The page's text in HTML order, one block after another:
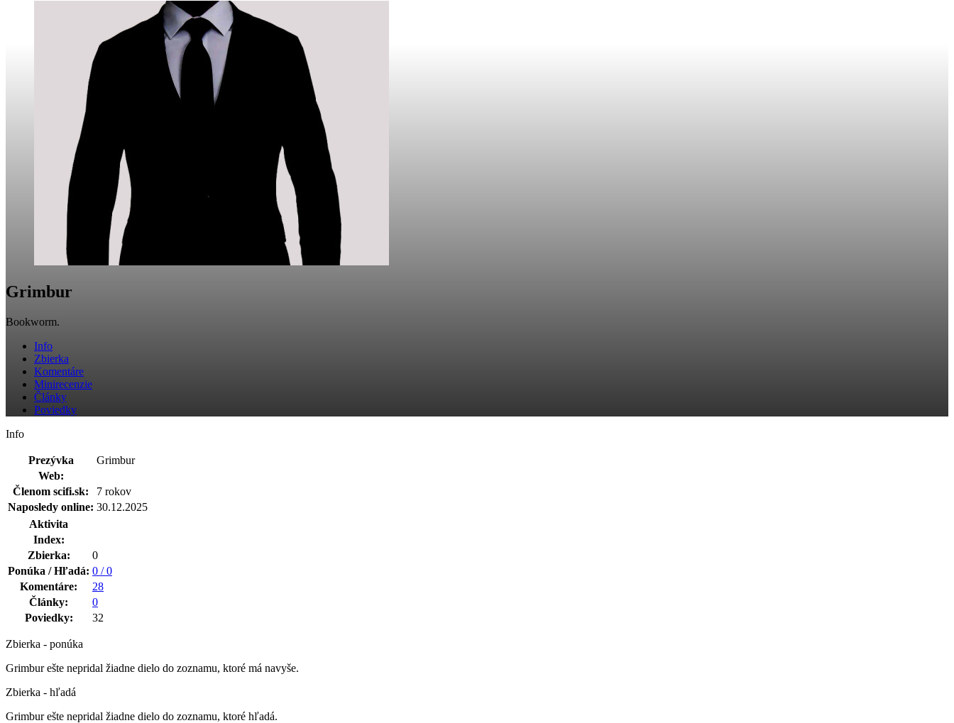
Grimbur
Bookworm.
Info
Zbierka
Komentáre
Minirecenzie
Články
Poviedky
Info
Prezývka
Grimbur
Web:
Členom scifi.sk:
7 rokov
Naposledy online: 30.12.2025
Aktivita
Index:
Zbierka:
0
Ponúka / Hľadá: 0 / 0
Komentáre:
28
Články:
0
Poviedky:
32
Zbierka - ponúka
Grimbur ešte nepridal žiadne dielo do zoznamu, ktoré má navyše.
Zbierka - hľadá
Grimbur ešte nepridal žiadne dielo do zoznamu, ktoré hľadá.